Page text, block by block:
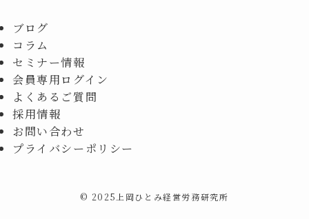
ブログ
コラム
セミナー情報
会員専用ログイン
よくあるご質問
採用情報
お問い合わせ
プライバシーポリシー
© 2025上岡ひとみ経営労務研究所